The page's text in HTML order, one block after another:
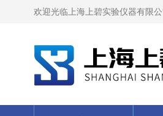
欢迎光临上海上碧实验仪器有限公